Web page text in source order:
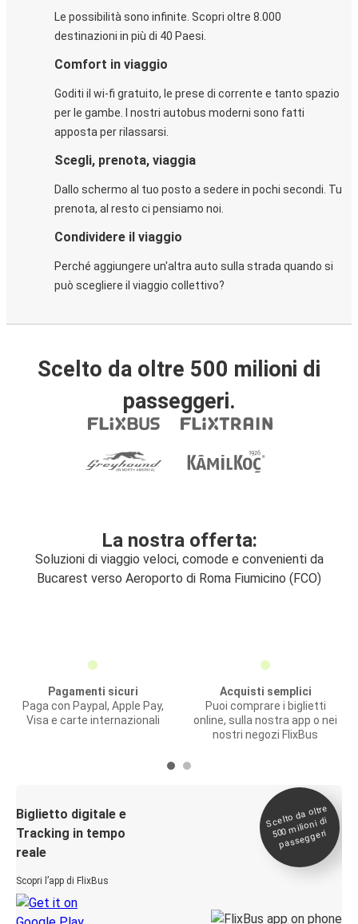
Le possibilità sono infinite. Scopri oltre 8.000
destinazioni in più di 40 Paesi.
Comfort in viaggio
Goditi il wi-fi gratuito, le prese di corrente e tanto spazio
per le gambe. I nostri autobus moderni sono fatti
apposta per rilassarsi.
Scegli, prenota, viaggia
Dallo schermo al tuo posto a sedere in pochi secondi. Tu
prenota, al resto ci pensiamo noi.
Condividere il viaggio
Perché aggiungere un'altra auto sulla strada quando si
può scegliere il viaggio collettivo?
Scelto da oltre 500 milioni di
passeggeri.
La nostra offerta:
Soluzioni di viaggio veloci, comode e convenienti da
Bucarest verso Aeroporto di Roma Fiumicino (FCO)
Pagamenti sicuri
Paga con Paypal, Apple Pay,
Visa e carte internazionali
Acquisti semplici
Puoi comprare i biglietti
online, sulla nostra app o nei
nostri negozi FlixBus
Biglietto digitale e
Tracking in tempo
reale
Scopri l’app di FlixBus
Scelto da oltre
500
milioni di
passeggeri